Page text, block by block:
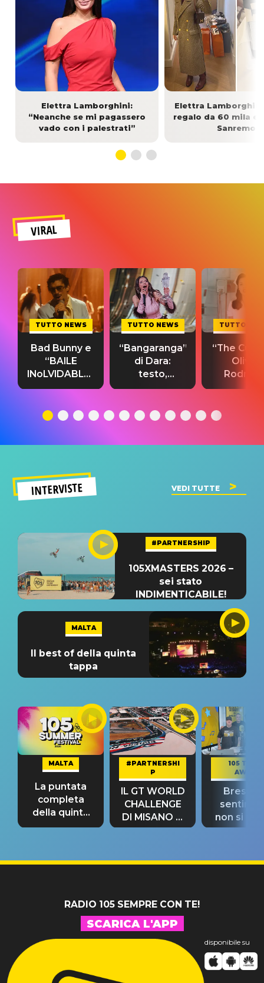
Elettra Lamborghini:
“Neanche se mi pagassero
vado con i palestrati”
Elettra
regalo da 60 mila
Sanremo
VIRAL
TUTTO NEWS
Bad Bunny e
“BAILE
INoLVIDABLE”:
testo,
significato
TUTTO NEWS
“Bangaranga”
di Dara:
testo,
traduzione e
del singolo
TUTTO
“The
Olivia
testo,
INTERVISTE VEDI TUTTE
#PARTNERSHIP
105XMASTERS 2026 –
sei stato
INDIMENTICABILE!
MALTA
Il best of della quinta
tappa
MALTA
La puntata
completa
della quinta
tappa
#PARTNERSHI
P
IL GT WORLD
CHALLENGE
DI MISANO si
riconferma
105 TAKE
AWAY
Bresh:
non si
fino alla
RADIO 105 SEMPRE CON TE!
SCARICA L'APP
disponibile su